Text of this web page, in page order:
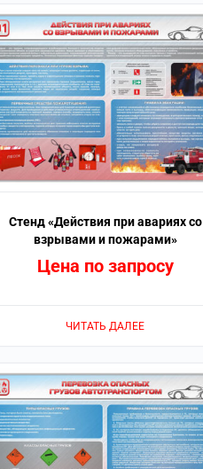
Стенд «Действия при авариях со
взрывами и пожарами»
Цена по запросу
ЧИТАТЬ ДАЛЕЕ